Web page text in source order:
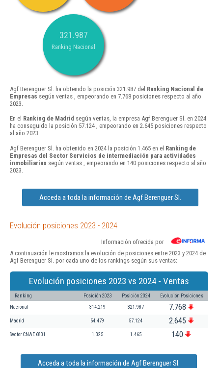
321.987
Ranking Nacional
Agf Berenguer Sl. ha obtenido la posición 321.987 del Ranking Nacional de
Empresas según ventas , empeorando en 7.768 posiciones respecto al año
2023.
En el Ranking de Madrid según ventas, la empresa Agf Berenguer Sl. en 2024
ha conseguido la posición 57.124 , empeorando en 2.645 posiciones respecto
al año 2023.
Agf Berenguer Sl. ha obtenido en 2024 la posición 1.465 en el Ranking de
Empresas del Sector Servicios de intermediación para actividades
inmobiliarias según ventas , empeorando en 140 posiciones respecto al año
2023.
Acceda a toda la información de Agf Berenguer Sl.
Evolución posiciones 2023 - 2024
Información ofrecida por
A continuación le mostramos la evolución de posiciones entre 2023 y 2024 de
Agf Berenguer Sl. por cada uno de los rankings según sus ventas:
Evolución posiciones 2023 vs 2024 - Ventas
Ranking Posición 2023 Posición 2024 Evolución Posiciones
Nacional 314.219 321.987 7.768
Madrid 54.479 57.124 2.645
Sector CNAE 6831 1.325 1.465 140
Acceda a toda la información de Agf Berenguer Sl.